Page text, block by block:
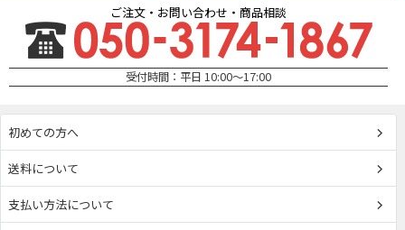
ご注文・お問い合わせ・商品相談
受付時間：平日 10:00～17:00
初めての方へ
送料について
支払い方法について